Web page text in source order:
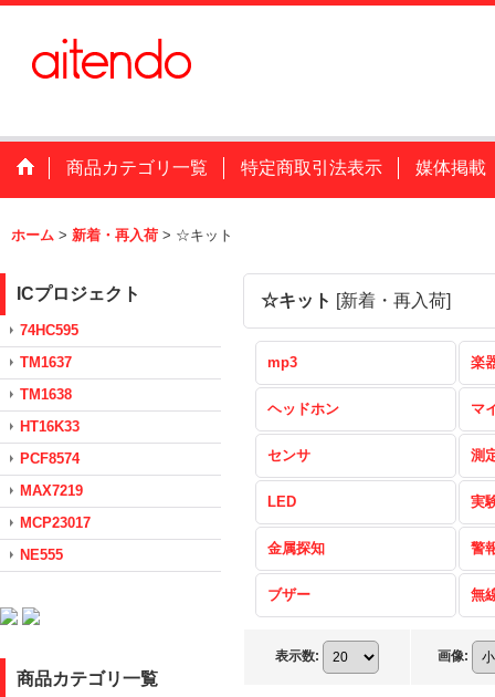
商品カテゴリ一覧 特定商取引法表示 媒体掲載
ホーム > 新着・再入荷 > ☆キット
ICプロジェクト
74HC595
TM1637
TM1638
HT16K33
PCF8574
MAX7219
MCP23017
NE555
商品カテゴリ一覧
☆キット [新着・再入荷]
mp3 楽
ヘッドホン マ
センサ 測
LED 実
金属探知 警
ブザー 無
表示数: 画像: